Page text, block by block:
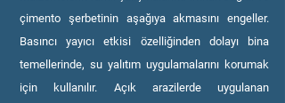
çimento şerbetinin aşağıya akmasını engeller.
Basıncı yayıcı etkisi özelliğinden dolayı bina
temellerinde, su yalıtım uygulamalarını korumak
için kullanılır. Açık arazilerde uygulanan